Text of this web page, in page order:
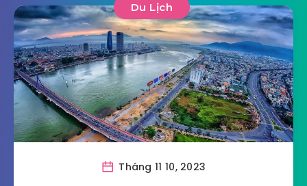
Du Lịch
Tháng 11 10, 2023